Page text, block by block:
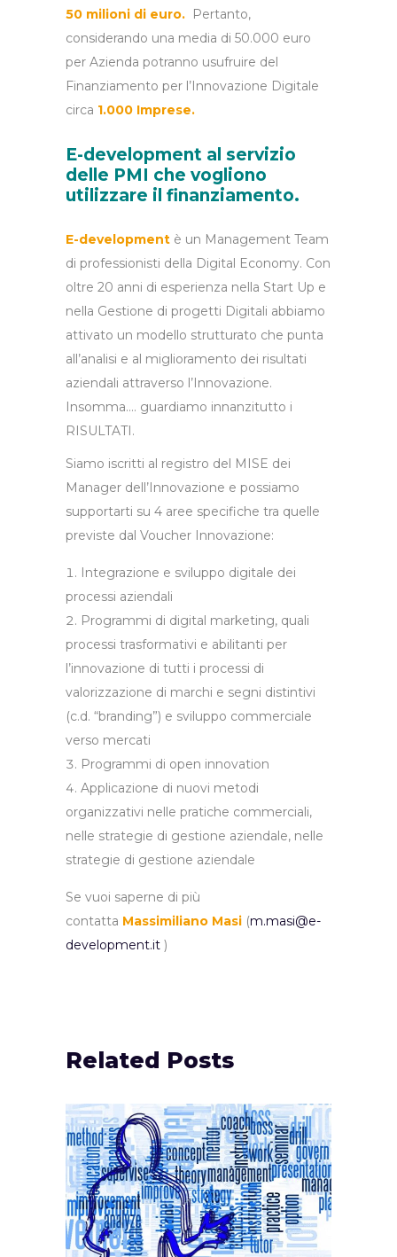
50 milioni di euro.
Pertanto,
considerando una media di 50.000 euro
per Azienda potranno usufruire del
Finanziamento per l’Innovazione Digitale
circa 1.000 Imprese.
E-development al servizio
delle PMI che vogliono
utilizzare il finanziamento.
E-development è un Management Team
di professionisti della Digital Economy. Con
oltre 20 anni di esperienza nella Start Up e
nella Gestione di progetti Digitali abbiamo
attivato un modello strutturato che punta
all’analisi e al miglioramento dei risultati
aziendali attraverso l’Innovazione.
Insomma…. guardiamo innanzitutto i
RISULTATI.
Siamo iscritti al registro del MISE dei
Manager dell’Innovazione e possiamo
supportarti su 4 aree specifiche tra quelle
previste dal Voucher Innovazione:
Integrazione e sviluppo digitale dei
processi aziendali
Programmi di digital marketing, quali
processi trasformativi e abilitanti per
l’innovazione di tutti i processi di
valorizzazione di marchi e segni distintivi
(c.d. “branding”) e sviluppo commerciale
verso mercati
Programmi di open innovation
Applicazione di nuovi metodi
organizzativi nelle pratiche commerciali,
nelle strategie di gestione aziendale, nelle
strategie di gestione aziendale
Se vuoi saperne di più
contatta Massimiliano Masi (m.masi@e-
development.it )
Related Posts